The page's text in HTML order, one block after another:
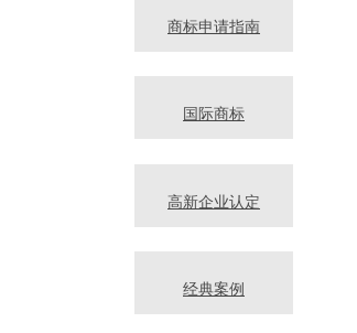
商标申请指南
国际商标
高新企业认定
经典案例